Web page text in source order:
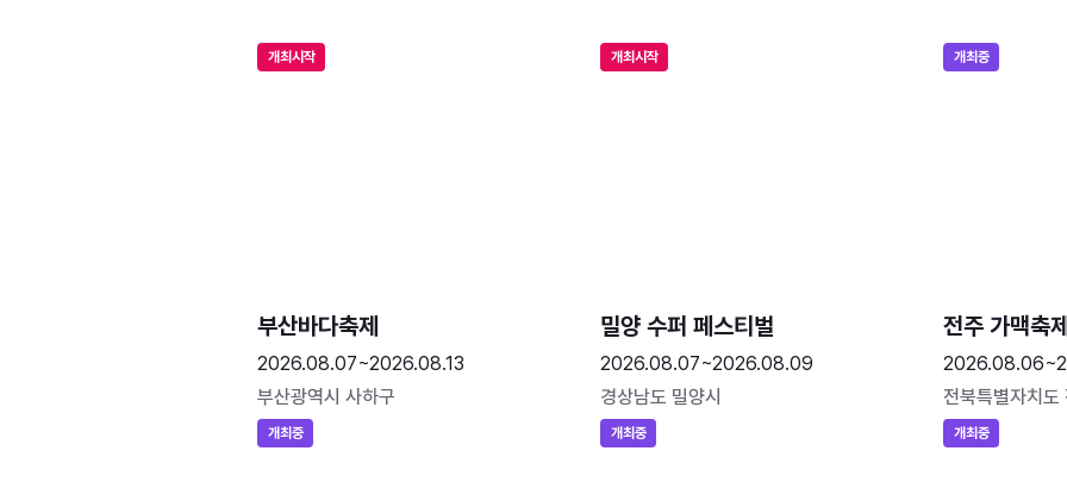
개최시작
부산바다축제
2026.08.07~2026.08.13
부산광역시 사하구
개최시작
밀양 수퍼 페스티벌
2026.08.07~2026.08.09
경상남도 밀양시
개최중
전주 가맥축
전북특별자치도
개최중 개최중 개최중